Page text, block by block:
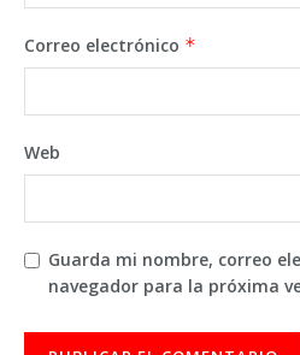
Correo electrónico *
Web
Guarda mi nombre, correo
navegador para la próxima